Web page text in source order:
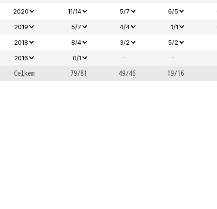
2020
11/14 5/7 6/5
2019
5/7 4/4 1/1
2018
8/4 3/2
5/2
2016
0/1 -
-
Celkem
79/81 49/46 19/16